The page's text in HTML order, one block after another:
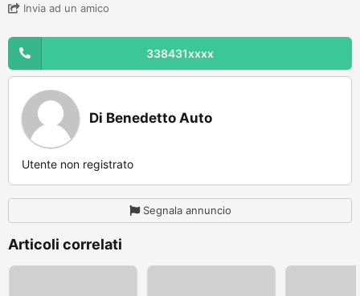
Invia ad un amico
338431xxxx
Di Benedetto Auto
Utente non registrato
Segnala annuncio
Articoli correlati